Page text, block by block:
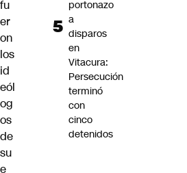
fu
er
on
los
id
eól
og
os
de
su
e
portonazo
a
disparos
en
Vitacura:
Persecución
terminó
con
cinco
detenidos